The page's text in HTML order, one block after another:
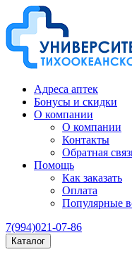
Адреса аптек
Бонусы и скидки
О компании
О компании
Контакты
Обратная
Помощь
Как заказать
Оплата
Популярные
7(994)021-07-86
Каталог